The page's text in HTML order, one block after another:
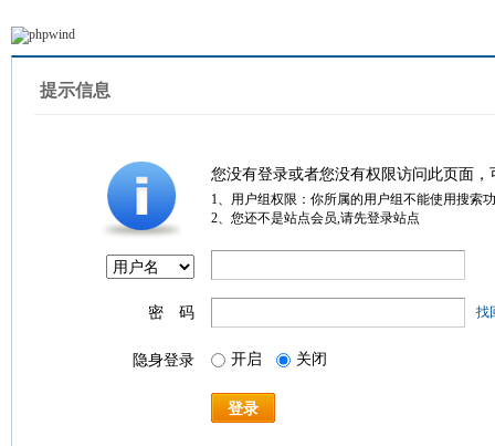
提示信息
您没有登录或者您没有权限访问此页面
1、用户组权限：你所属的用户组不能使用搜索
2、您还不是站点会员,请先登录站点
密 码 找
隐身登录 开启 关闭
登录